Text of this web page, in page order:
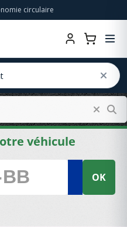
circulaire
véhicule
OK